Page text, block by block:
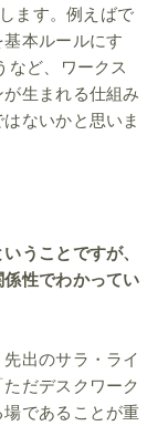
ます。例えばで
本ルールにす
など、ワークス
生まれる仕組み
ないかと思いま
うことですが、
性でわかってい
出のサラ・ライ
だデスクワーク
であることが重